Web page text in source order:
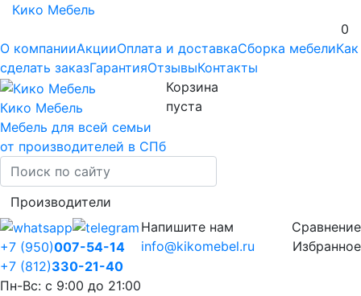
Кико Мебель
0
О компанииАкцииОплата и доставкаСборка мебелиКак
сделать заказГарантияОтзывыКонтакты
Кико Мебель
Мебель для всей семьи
от производителей в СПб
Производители
+7 (950)007-54-14
+7 (812)330-21-40
Пн-Вс: с 9:00 до 21:00
Напишите нам
info@kikomebel.ru
Сравнение
Избранное
Корзина
пуста